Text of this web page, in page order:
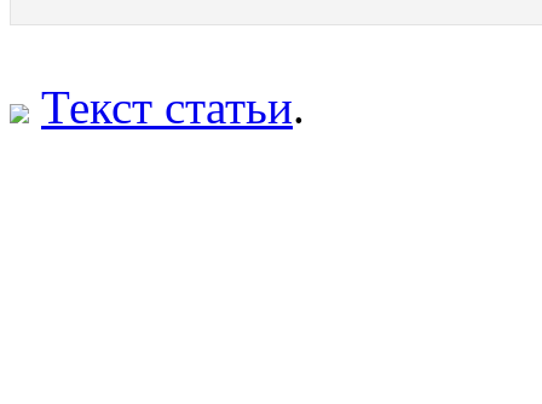
Текст статьи.